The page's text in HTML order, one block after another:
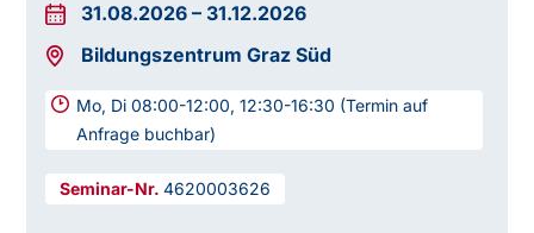
31.08.2026 – 31.12.2026
Bildungszentrum Graz Süd
Mo, Di 08:00-12:00, 12:30-16:30 (Termin auf
Anfrage buchbar)
4620003626